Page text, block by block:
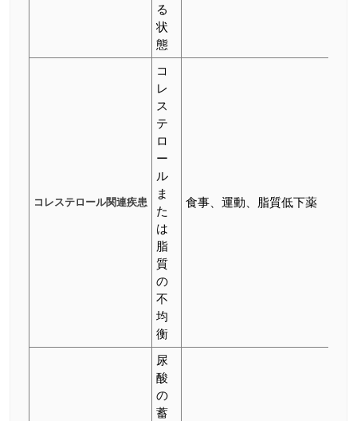
る
状
態
コレステロール関連疾患
コ
レ
ス
テ
ロ
ー
ル
ま
た
は
脂
質
の
不
均
衡
食事、運動、脂質低下薬
尿
酸
の
蓄